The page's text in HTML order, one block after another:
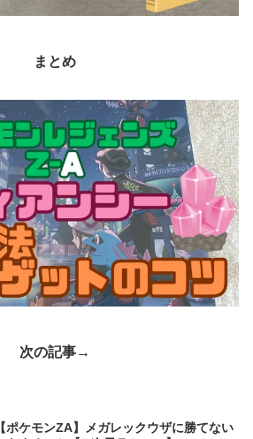
まとめ
次の記事→
【ポケモンZA】メガレックウザに勝てない